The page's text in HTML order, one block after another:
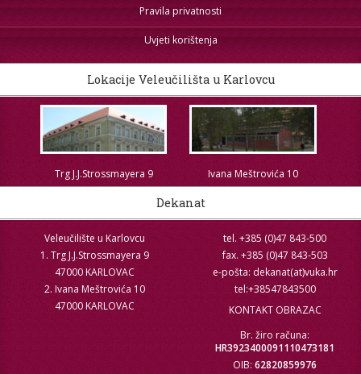
Pravila privatnosti
Uvjeti korištenja
Lokacije Veleučilišta u Karlovcu
Trg J.J.Strossmayera 9 Ivana Meštrovića 10
Dekanat
Veleučilište u Karlovcu
1. Trg J.J.Strossmayera 9
47000 KARLOVAC
2. Ivana Meštrovića 10
47000 KARLOVAC
tel. +385 (0)47 843-500
fax. +385 (0)47 843-503
e-pošta: dekanat(at)vuka.hr
tel:+38547843500
KONTAKT OBRAZAC
Br. žiro računa:
HR3923400091110473181
OIB: 62820859976